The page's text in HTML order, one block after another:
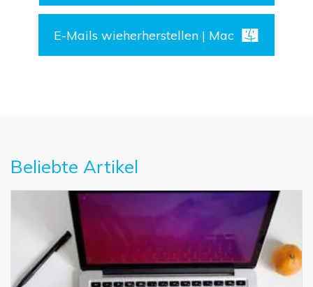
E-Mails wieherherstellen | Mac
Beliebte Artikel